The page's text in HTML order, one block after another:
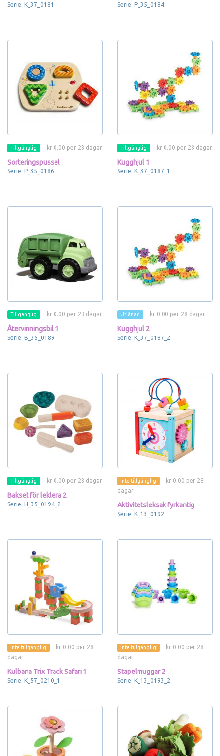
Serie: K_37_0181 Serie: P_35_0184
Tillgänglig kr 0.00 per 28 dagar
Sorteringspussel
Serie: P_35_0186
Tillgänglig kr 0.00 per 28 dagar
Kugghjul 1
Serie: K_37_0187_1
Tillgänglig kr 0.00 per 28 dagar
Återvinningsbil 1
Serie: B_35_0189
Utlånad kr 0.00 per 28 dagar
Kugghjul 2
Serie: K_37_0187_2
Tillgänglig kr 0.00 per 28 dagar
Bakset för leklera 2
Serie: H_35_0194_2
Inte tillgänglig
kr 0.00 per 28
dagar
Aktivitetsleksak fyrkantig
Serie: K_13_0192
Inte tillgänglig
kr 0.00 per 28
dagar
Kulbana Trix Track Safari 1
Serie: K_57_0210_1
Inte tillgänglig
kr 0.00 per 28
dagar
Stapelmuggar 2
Serie: K_13_0193_2